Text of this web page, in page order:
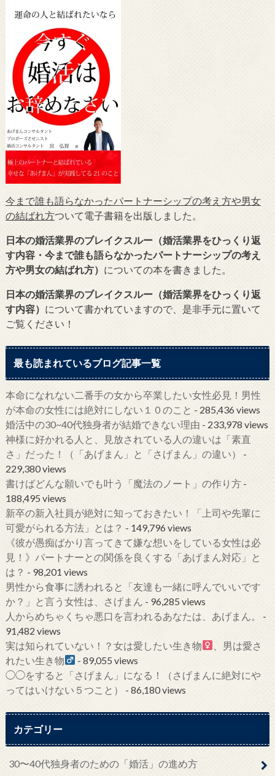
今まで誰も語らなかったパートナーシップの考え方や男女
の結ばれ方ついて電子書籍を出版しました。
日本の婚活業界のブレイクスルー（婚活業界をひっくり返
す内容・今まで誰も語らなかったパートナーシップの考え
方や男女の結ばれ方） についての本を書きました。
日本の婚活業界のブレイクスルー（婚活業界をひっくり返
す内容） について書かれていますので、是非手元に置いて
ご覧ください！
最も読まれているブログ記事一覧
本命になれない二番手の女から卒業したい女性必見！男性
が本命の女性には絶対にしない１０のこと - 285,436 views
婚活中の30~40代独身者が結婚できない理由 - 233,978 views
神様に好かれる人と、見放されている人の違いは「素直
さ」だった！（「あげまん」と「さげまん」の違い）
-
229,380 views
書けばどんな願いでも叶う「魔法のノート」の作り方-
188,495 views
新卒の新入社員が絶対に知っておきたい！「上司や先輩に
可愛がられる方法」とは？ - 149,796 views
《彼が愚痴ばかり言ってきて嫌な想いをしている女性は必
見！》パートナーとの関係を良くする「あげまん対応」と
は？ - 98,201 views
男性から食事に誘われると「友達も一緒に呼んでいいです
か？」と言う女性は、さげまん - 96,285 views
人からめちゃくちゃ悪口を言われるあなたは、あげまん。
-
91,482 views
実は知られていない！？女は愛したい生き物
、男は愛さ
れたい生き物
- 89,055 views
◯◯をすると「さげまん」になる！（さげまんに絶対にや
ってはいけない５つこと）
- 86,180 views
カテゴリー
30〜40代独身者のための「婚活」の進め方